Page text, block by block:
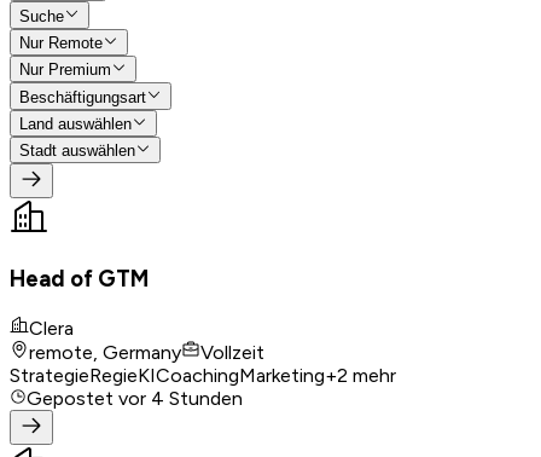
Suche
Nur Remote
Nur Premium
Beschäftigungsart
Land auswählen
Stadt auswählen
Head of GTM
Clera
remote, Germany
Vollzeit
StrategieRegieKICoachingMarketing+2 mehr
Gepostet vor 4 Stunden